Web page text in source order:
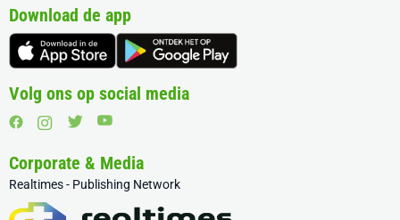
Download de app
Volg ons op social media
Corporate & Media
Realtimes - Publishing Network